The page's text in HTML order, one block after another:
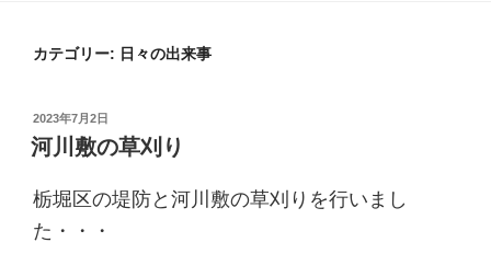
カテゴリー: 日々の出来事
投
稿
日:
2023年7月2日
河川敷の草刈り
栃堀区の堤防と河川敷の草刈りを行いまし
た・・・